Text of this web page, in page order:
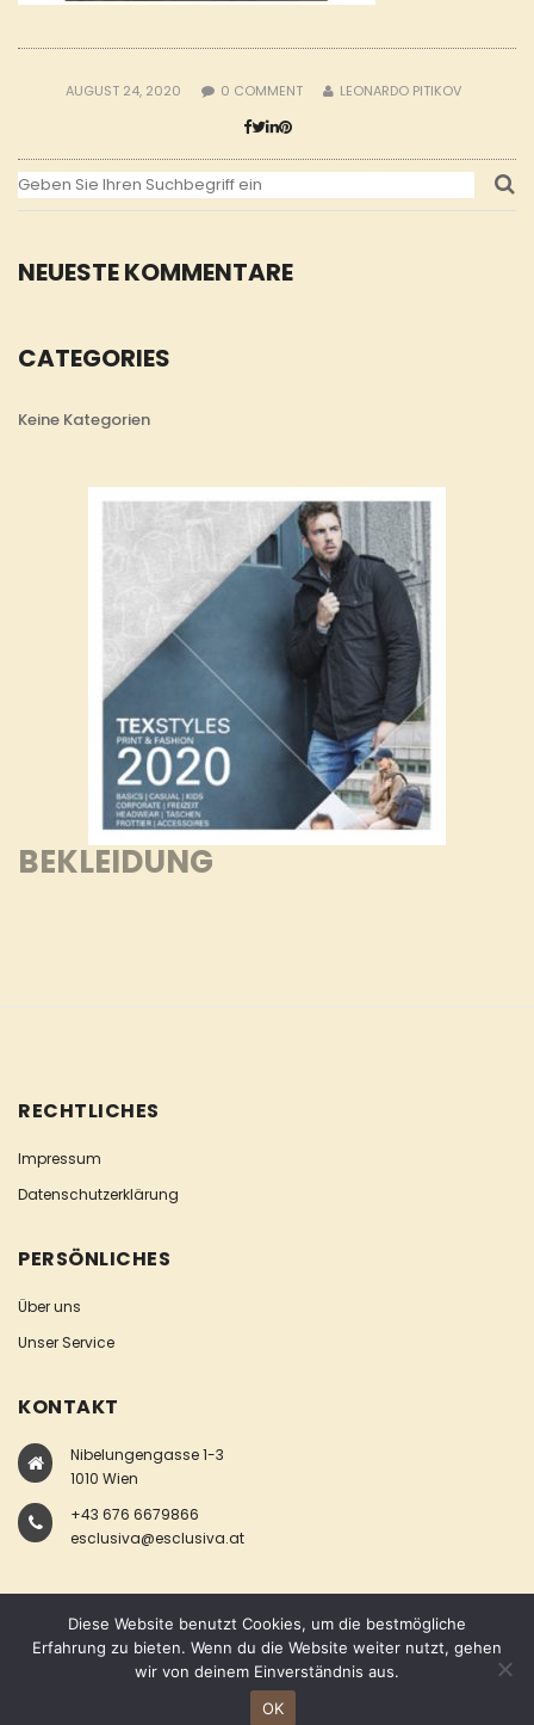
NEUESTE KOMMENTARE
CATEGORIES
Keine Kategorien
BEKLEIDUNG
AUGUST 24, 2020 0 COMMENT LEONARDO PITIKOV
RECHTLICHES
Impressum
Datenschutzerklärung
PERSÖNLICHES
Über uns
Unser Service
KONTAKT
Nibelungengasse 1-3
1010 Wien
+43 676 6679866
esclusiva@esclusiva.at
COPYRIGHT © ESCLUSIVA
Diese Website benutzt Cookies, um die bestmögliche
Erfahrung zu bieten. Wenn du die Website weiter nutzt, gehen
wir von deinem Einverständnis aus.
OK